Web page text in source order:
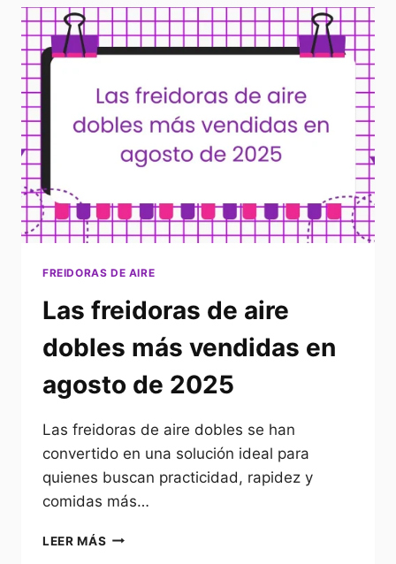
FREIDORAS DE AIRE
Las freidoras de aire
dobles más vendidas en
agosto de 2025
Las freidoras de aire dobles se han
convertido en una solución ideal para
quienes buscan practicidad, rapidez y
comidas más…
LEER MÁS LAS